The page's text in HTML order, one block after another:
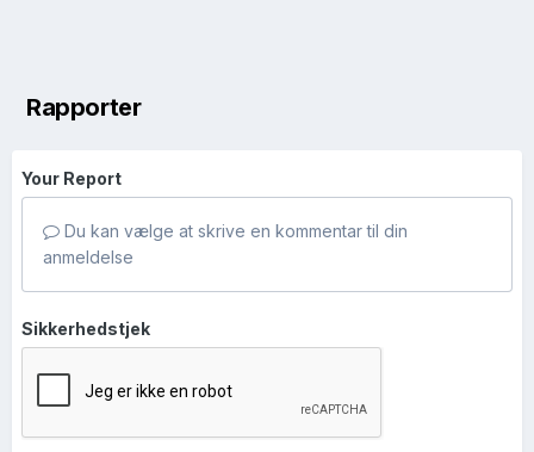
Rapporter
Your Report
Du kan vælge at skrive en kommentar til din
anmeldelse
Sikkerhedstjek